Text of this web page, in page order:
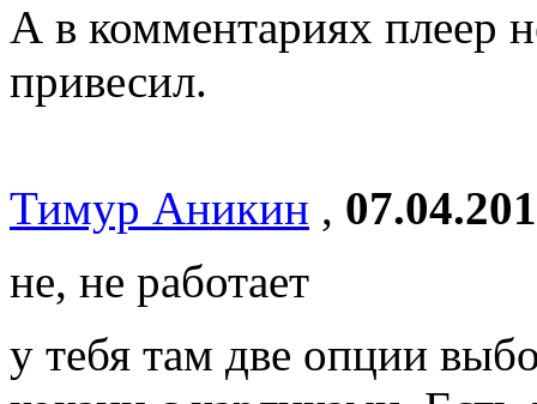
А в комментариях плеер
привесил.
Тимур Аникин ,
не, не работает
у тебя там две опции